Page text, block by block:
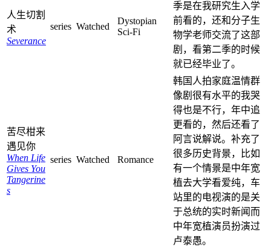
人生切割
术
Severance
series Watched
Dystopian
Sci-Fi
季是在我研究生入学
前看的，还和分子生
物学老师交流了这部
剧，看第二季的时候
就已经毕业了。
苦尽柑来
遇见你
When Life
Gives You
Tangerine
s
series Watched Romance
韩国人拍家庭温情群
像剧很有水平的我哭
得也是不行，年中追
更看的，然后还看了
阿言说解说。补充了
很多历史背景，比如
有一个情景是中年宽
植去大学看爱纯，车
站里的电视演的是关
于总统的实时新闻而
中年宽植演员扮演过
卢泰愚。